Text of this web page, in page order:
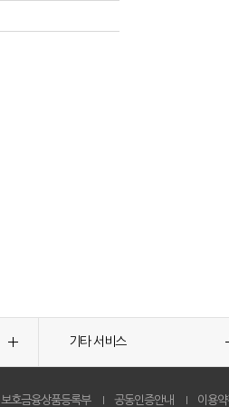
기타 서비스
보호금융상품등록부 공동인증안내 이용